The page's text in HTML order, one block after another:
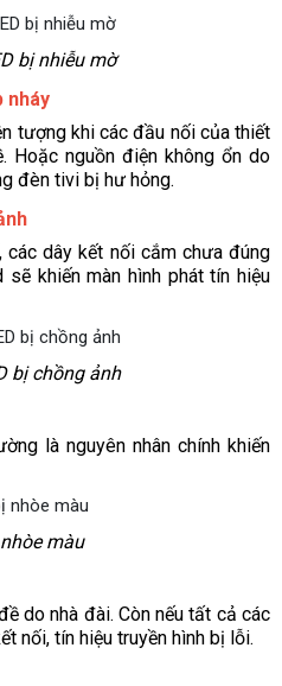
bị nhiễu mờ
nháy
tượng khi các đầu nối của thiết
nguồn điện không ổn do
đèn tivi bị hư hỏng.
dây kết nối cắm chưa đúng
khiến màn hình phát tín hiệu
bị chồng ảnh
là nguyên nhân chính khiến
màu
do nhà đài. Còn nếu tất cả các
nối, tín hiệu truyền hình bị lỗi.